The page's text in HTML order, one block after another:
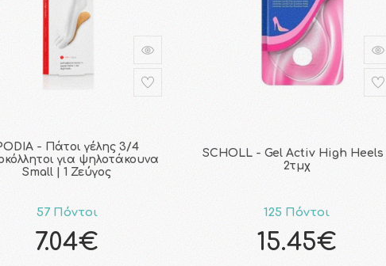
- Πάτοι γέλης 3/4
για ψηλοτάκουνα
Small | 1 Ζεύγος
57 Πόντοι
7.04€
SCHOLL - Gel Activ High Heels |
2τμχ
125 Πόντοι
15.45€